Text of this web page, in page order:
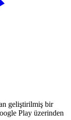
geliştirilmiş bir
Play üzerinden